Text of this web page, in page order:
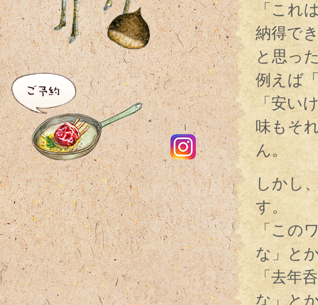
「これ
納得で
と思っ
例えば
「安い
味もそ
ん。
しかし
す。
「この
な」と
「去年
な」と